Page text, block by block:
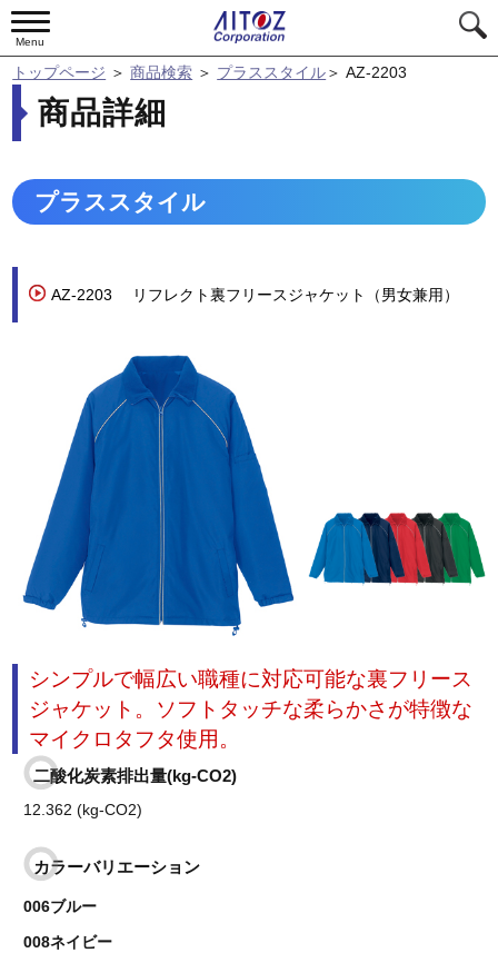
Menu
トップページ ＞商品検索 ＞ プラススタイル＞AZ-2203
商品詳細
プラススタイル
AZ-2203 リフレクト裏フリースジャケット（男女兼用）
シンプルで幅広い職種に対応可能な裏フリース
ジャケット。ソフトタッチな柔らかさが特徴な
マイクロタフタ使用。
二酸化炭素排出量(kg-CO2)
12.362 (kg-CO2)
カラーバリエーション
006ブルー
008ネイビー